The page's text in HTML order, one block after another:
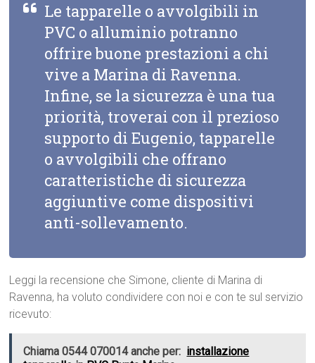
Le tapparelle o avvolgibili in
PVC o alluminio potranno
offrire buone prestazioni a chi
vive a Marina di Ravenna.
Infine, se la sicurezza è una tua
priorità, troverai con il prezioso
supporto di Eugenio, tapparelle
o avvolgibili che offrano
caratteristiche di sicurezza
aggiuntive come dispositivi
anti-sollevamento.
Leggi la recensione che Simone, cliente di Marina di
Ravenna, ha voluto condividere con noi e con te sul servizio
ricevuto:
Chiama 0544 070014 anche per: installazione